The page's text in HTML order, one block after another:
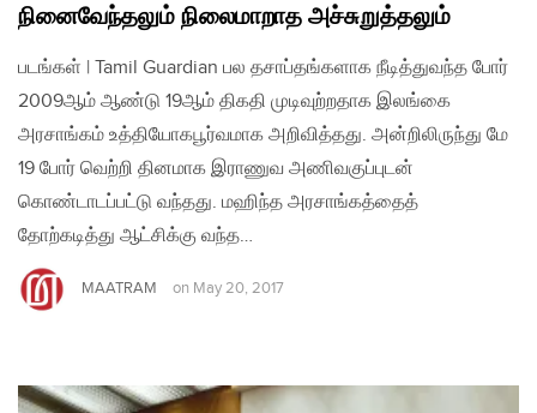
நினைவேந்தலும் நிலைமாறாத அச்சுறுத்தலும்
படங்கள் | Tamil Guardian பல தசாப்தங்களாக நீடித்துவந்த போர்
2009ஆம் ஆண்டு 19ஆம் திகதி முடிவுற்றதாக இலங்கை
அரசாங்கம் உத்தியோகபூர்வமாக அறிவித்தது. அன்றிலிருந்து மே
19 போர் வெற்றி தினமாக இராணுவ அணிவகுப்புடன்
கொண்டாடப்பட்டு வந்தது. மஹிந்த அரசாங்கத்தைத்
தோற்கடித்து ஆட்சிக்கு வந்த…
MAATRAM on May 20, 2017